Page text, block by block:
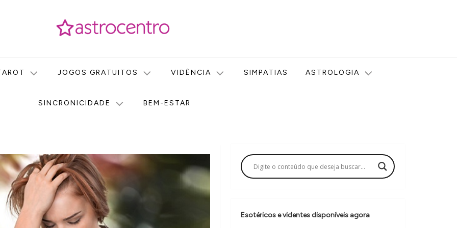
JOGOS GRATUITOS VIDÊNCIA SIMPATIAS ASTROLOGIA
SINCRONICIDADE BEM-ESTAR
Esotéricos e videntes disponíveis agora